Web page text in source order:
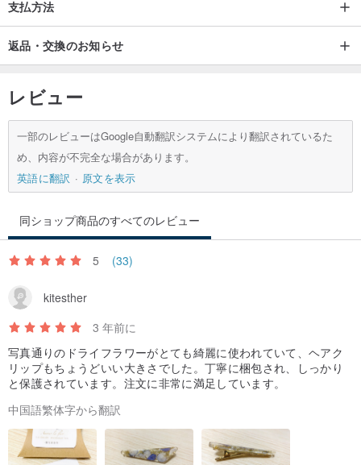
支払方法
返品・交換のお知らせ
レビュー
一部のレビューはGoogle自動翻訳システムにより翻訳されているた
め、内容が不完全な場合があります。
英語に翻訳
原文を表示
同ショップ商品のすべてのレビュー
5 (33)
kitesther
3 年前に
写真通りのドライフラワーがとても綺麗に使われていて、ヘアク
リップもちょうどいい大きさでした。丁寧に梱包され、しっかり
と保護されています。注文に非常に満足しています。
中国語繁体字から翻訳